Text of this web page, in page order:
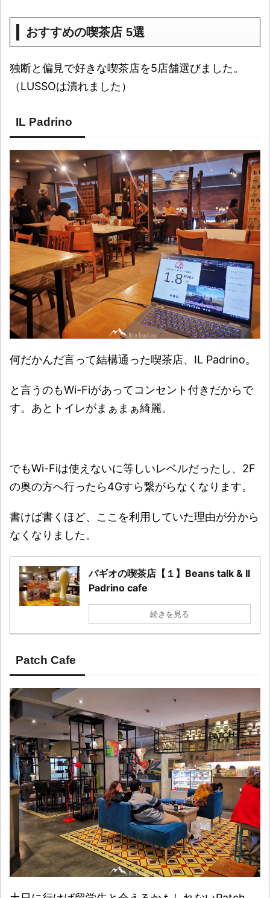
おすすめの喫茶店 5選
独断と偏見で好きな喫茶店を5店舗選びました。
（LUSSOは潰れました）
IL Padrino
何だかんだ言って結構通った喫茶店、IL Padrino。
と言うのもWi-Fiがあってコンセント付きだからで
す。あとトイレがまぁまぁ綺麗。
でもWi-Fiは使えないに等しいレベルだったし、2F
の奥の方へ行ったら4Gすら繋がらなくなります。
書けば書くほど、ここを利用していた理由が分から
なくなりました。
バギオの喫茶店【１】Beans talk & Il
Padrino cafe
続きを見る
Patch Cafe